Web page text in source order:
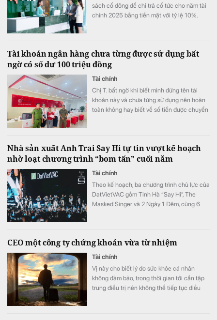
sách cổ đông để chi trả cổ tức cho năm tài
chính 2025 bằng tiền mặt với tỷ lệ 10%.
Tài khoản ngân hàng chưa từng được sử dụng bất
ngờ có số dư 100 triệu đồng
Tài chính
Chị T. bất ngờ khi biết mình đứng tên tài
khoản này và chưa từng sử dụng nên hoàn
toàn không hay biết về số tiền được chuyển
Nhà sản xuất Anh Trai Say Hi tự tin vượt kế hoạch
nhờ loạt chương trình “bom tấn” cuối năm
Tài chính
Theo kế hoạch, ba chương trình chủ lực của
DatVietVAC gồm Tinh Hà “Say Hi”, The
Masked Singer và 2 Ngày 1 Đêm, cùng 6
CEO một công ty chứng khoán vừa từ nhiệm
Tài chính
Vị này cho biết lý do sức khỏe cá nhân
không đảm bảo, trong thời gian tới cần tập
trung điều trị nên không thể tiếp tục điều